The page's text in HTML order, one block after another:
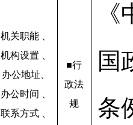
机关职能 、
机构设置 、
办公地址、
办公时间 、
联系方式 、
■行
政法
规
国
条